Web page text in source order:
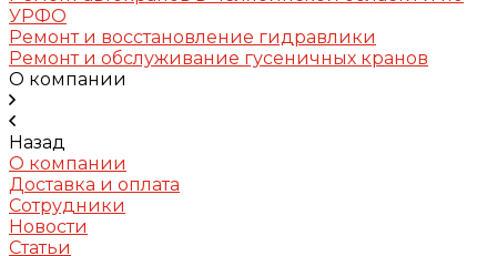
УРФО
Ремонт и восстановление гидравлики
Ремонт и обслуживание гусеничных кранов
О компании
Назад
О компании
Доставка и оплата
Сотрудники
Новости
Статьи